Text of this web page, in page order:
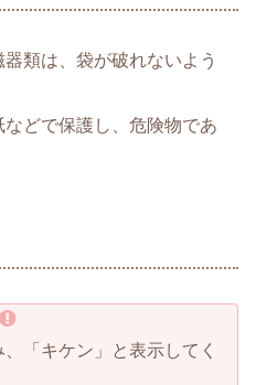
類は、袋が破れないよう
どで保護し、危険物であ
「キケン」と表示してく